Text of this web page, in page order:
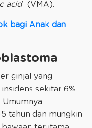
acid (VMA).
bagi Anak dan
ginjal yang
sekitar 6%
Umumnya
tahun dan mungkin